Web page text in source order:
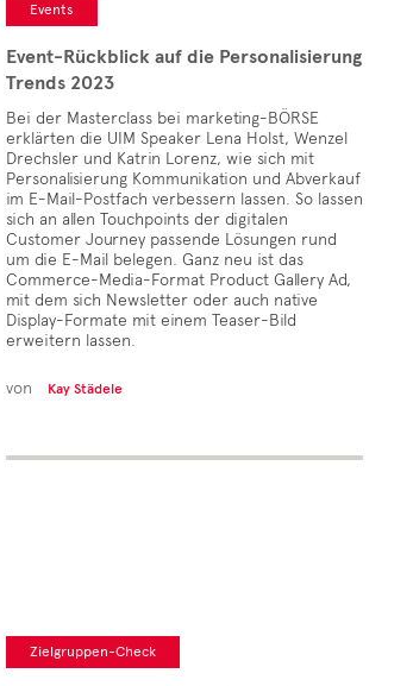
Events
Event-Rückblick auf die Personalisierung
Trends 2023
Bei der Masterclass bei marketing-BÖRSE
erklärten die UIM Speaker Lena Holst, Wenzel
Drechsler und Katrin Lorenz, wie sich mit
Personalisierung Kommunikation und Abverkauf
im E-Mail-Postfach verbessern lassen. So lassen
sich an allen Touchpoints der digitalen
Customer Journey passende Lösungen rund
um die E-Mail belegen. Ganz neu ist das
Commerce-Media-Format Product Gallery Ad,
mit dem sich Newsletter oder auch native
Display-Formate mit einem Teaser-Bild
erweitern lassen.
von Kay Städele
Zielgruppen-Check